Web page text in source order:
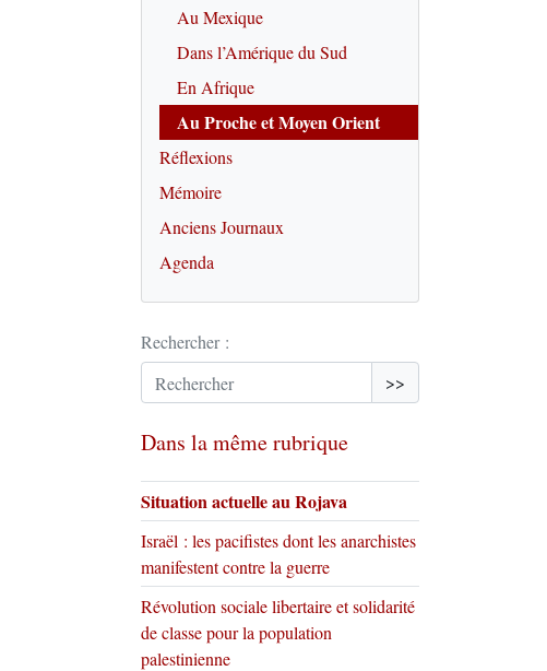
Au Mexique
Dans l’Amérique du Sud
En Afrique
Au Proche et Moyen Orient
Réflexions
Mémoire
Anciens Journaux
Agenda
Rechercher :
>>
Dans la même rubrique
Situation actuelle au Rojava
Israël : les pacifistes dont les anarchistes
manifestent contre la guerre
Révolution sociale libertaire et solidarité
de classe pour la population
palestinienne